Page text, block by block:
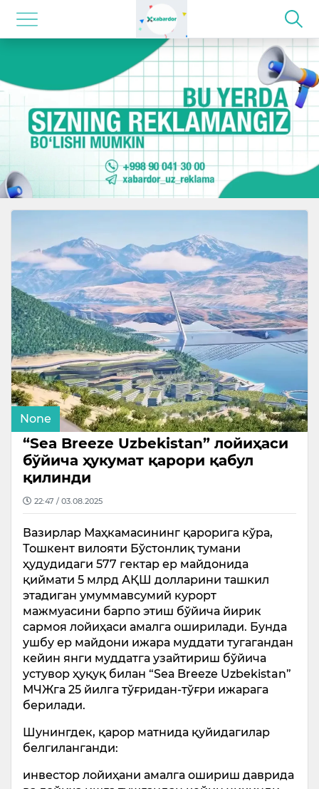
None
“Sea Breeze Uzbekistan” лойиҳаси
бўйича ҳукумат қарори қабул
қилинди
22:47 / 03.08.2025
Вазирлар Маҳкамасининг қарорига кўра,
Тошкент вилояти Бўстонлиқ тумани
ҳудудидаги 577 гектар ер майдонида
қиймати 5 млрд АҚШ долларини ташкил
этадиган умуммавсумий курорт
мажмуасини барпо этиш бўйича йирик
сармоя лойиҳаси амалга оширилади. Бунда
ушбу ер майдони ижара муддати тугагандан
кейин янги муддатга узайтириш бўйича
устувор ҳуқуқ билан “Sеа Breeze Uzbekistan”
МЧЖга 25 йилга тўғридан-тўғри ижарага
берилади.
Шунингдек, қарор матнида қуйидагилар
белгиланганди:
инвестор лойиҳани амалга ошириш даврида